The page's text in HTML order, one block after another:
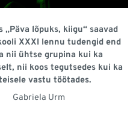
„Päva lõpuks, kiigu“ saavad
XXXI lennu tudengid end
nii ühtse grupina kui ka
nii koos tegutsedes kui ka
vastu töötades.
Gabriela Urm